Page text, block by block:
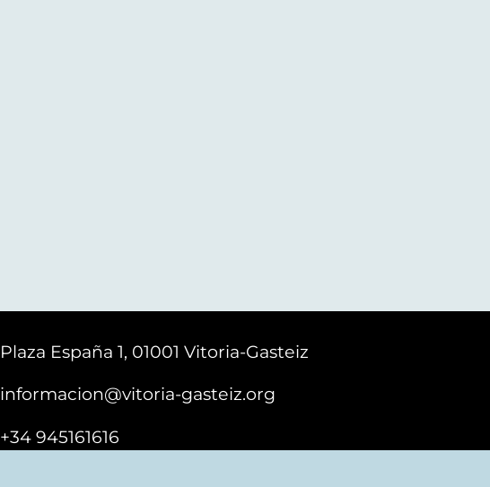
Plaza España 1, 01001 Vitoria-Gasteiz
informacion@vitoria-gasteiz.org
+34 945161616